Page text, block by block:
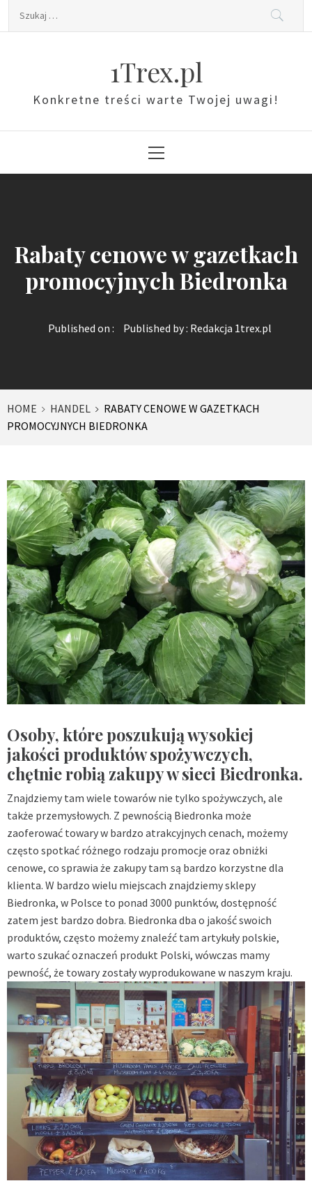
Szukaj:
1Trex.pl
Konkretne treści warte Twojej uwagi!
Menu
Rabaty cenowe w gazetkach
promocyjnych Biedronka
Published on : Published by : Redakcja 1trex.pl
HOME HANDEL
RABATY CENOWE W GAZETKACH
PROMOCYJNYCH BIEDRONKA
Osoby, które poszukują wysokiej
jakości produktów spożywczych,
chętnie robią zakupy w sieci Biedronka.
Znajdziemy tam wiele towarów nie tylko spożywczych, ale
także przemysłowych. Z pewnością Biedronka może
zaoferować towary w bardzo atrakcyjnych cenach, możemy
często spotkać różnego rodzaju promocje oraz obniżki
cenowe, co sprawia że zakupy tam są bardzo korzystne dla
klienta. W bardzo wielu miejscach znajdziemy sklepy
Biedronka, w Polsce to ponad 3000 punktów, dostępność
zatem jest bardzo dobra. Biedronka dba o jakość swoich
produktów, często możemy znaleźć tam artykuły polskie,
warto szukać oznaczeń produkt Polski, wówczas mamy
pewność, że towary zostały wyprodukowane w naszym kraju.